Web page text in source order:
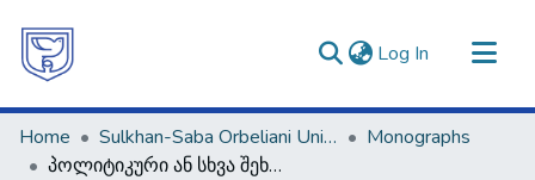
Log In (current)
Communities & Collections
All of DSpace
Home Sulkhan-Saba Orbeliani University
Monographs
პოლიტიკური ან სხვა შეხედულების გამო დისკრიმინაციის აკრძალვა შრომის სამართალში